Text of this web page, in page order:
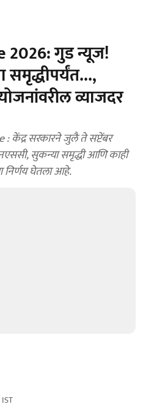
2026: गुड न्यूज!
व्याजदर
केंद्र सरकारने जुलै ते सप्टेंबर
सुकन्या समृद्धी आणि काही
निर्णय घेतला आहे.
IST